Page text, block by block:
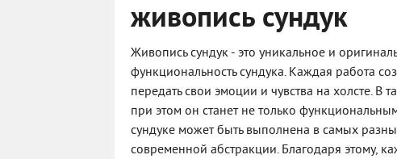
живопись сундук
Живопись сундук - это уникальное и
функциональность сундука. Каждая работа
передать свои эмоции и чувства на холсте.
при этом он станет не только
сундуке может быть выполнена в самых
современной абстракции. Благодаря этому,